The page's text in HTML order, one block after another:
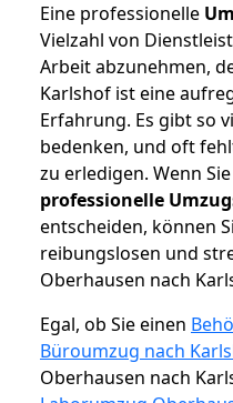
Eine professionelle
Vielzahl von
Arbeit abzunehmen,
Karlshof ist eine
Erfahrung. Es gibt so
bedenken, und oft
zu erledigen. Wenn
professionelle
entscheiden, können
reibungslosen und
Oberhausen nach
Egal, ob Sie einen
Büroumzug nach
Oberhausen nach